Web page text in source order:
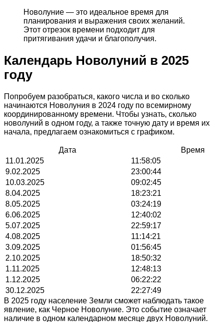
Новолуние — это идеальное время для
планирования и выражения своих желаний.
Этот отрезок времени подходит для
притягивания удачи и благополучия.
Календарь Новолуний в 2025
году
Попробуем разобраться, какого числа и во сколько
начинаются Новолуния в 2024 году по всемирному
координированному времени. Чтобы узнать, сколько
новолуний в одном году, а также точную дату и время их
начала, предлагаем ознакомиться с графиком.
Дата
Время
11.01.2025
11:58:05
9.02.2025
23:00:44
10.03.2025
09:02:45
8.04.2025
18:23:21
8.05.2025
03:24:19
6.06.2025
12:40:02
5.07.2025
22:59:17
4.08.2025
11:14:21
3.09.2025
01:56:45
2.10.2025
18:50:32
1.11.2025
12:48:13
1.12.2025
06:22:22
30.12.2025
22:27:49
В 2025 году население Земли сможет наблюдать такое
явление, как Черное Новолуние. Это событие означает
наличие в одном календарном месяце двух Новолуний.